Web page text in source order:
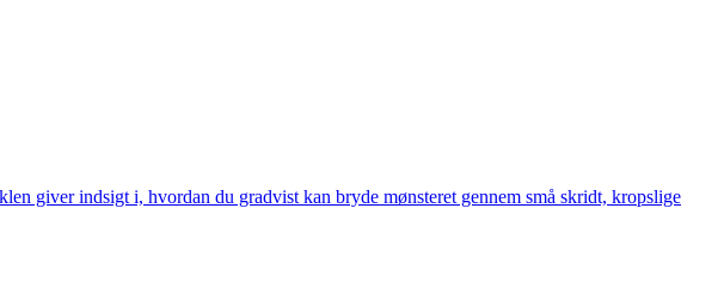
giver indsigt i, hvordan du gradvist kan bryde mønsteret gennem små skridt, kropslige